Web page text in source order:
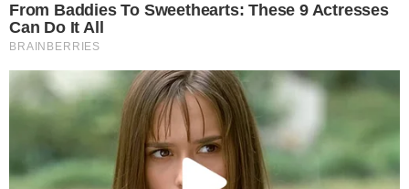
พบว่า กลุ่มผู้ที่เข้ารับการทดลองดื่มกาแฟดำผสมมะนาวนี้ในปริมาณ
3 วัน พบว่าจะช่วยเพิ่มความกระปรี้กระเปร่าให้กับร่างกาย สร้าง
สมาธิในการทำงานได้เป็นอย่ างดี อีกทั้งยังเพิ่มประสิทธิภาพใน
กระบวนการความคิด และส ม อ งได้ดีอีกด้วย